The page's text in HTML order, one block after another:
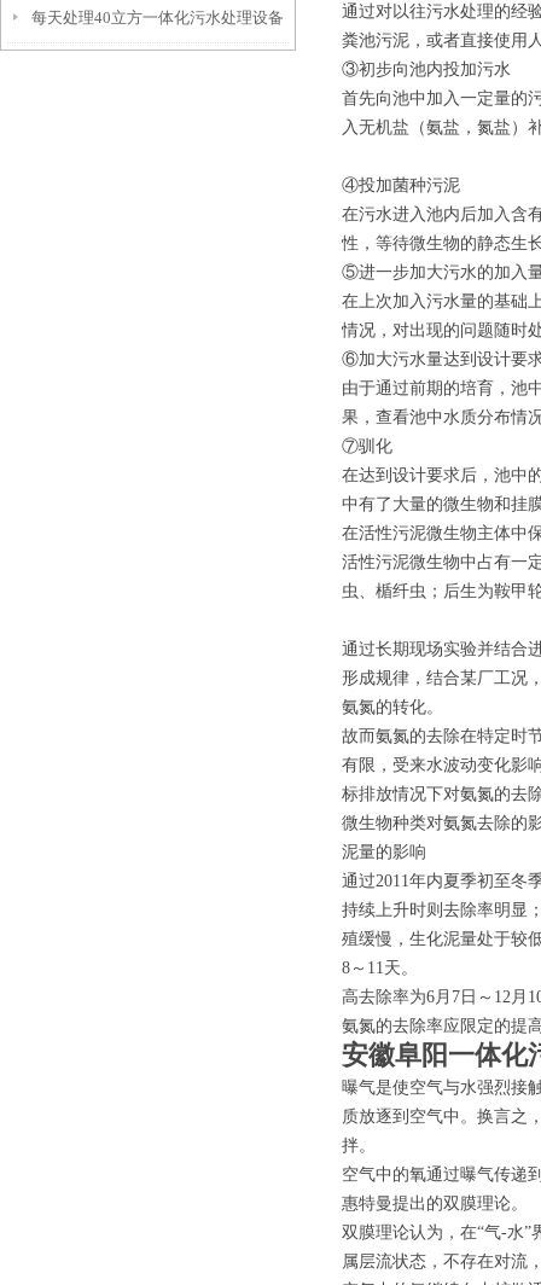
备
每天处理40立方一体化污水处理设备
通过对以往污水处理的经
粪池污泥，或者直接使用
③初步向池内投加污水
首先向池中加入一定量的
入无机盐（氨盐，氮盐）
④投加菌种污泥
在污水进入池内后加入含
性，等待微生物的静态生
⑤进一步加大污水的加入
在上次加入污水量的基础
情况，对出现的问题随时
⑥加大污水量达到设计要
由于通过前期的培育，池
果，查看池中水质分布情
⑦驯化
在达到设计要求后，池中
中有了大量的微生物和挂
在活性污泥微生物主体中
活性污泥微生物中占有一
虫、楯纤虫；后生为鞍甲
通过长期现场实验并结合
形成规律，结合某厂工况
氨氮的转化。
故而氨氮的去除在特定时
有限，受来水波动变化影
标排放情况下对氨氮的去
微生物种类对氨氮去除的
泥量的影响
通过2011年内夏季初至冬
持续上升时则去除率明显
殖缓慢，生化泥量处于较
8～11天。
高去除率为6月7日～12月
氨氮的去除率应限定的提
安徽阜阳一体化
曝气是使空气与水强烈接
质放逐到空气中。换言之
拌。
空气中的氧通过曝气传递
惠特曼提出的双膜理论。
双膜理论认为，在“气-水
属层流状态，不存在对流